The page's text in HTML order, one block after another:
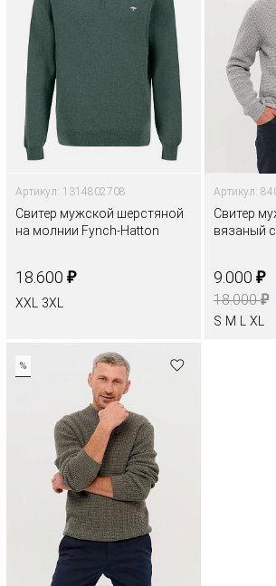
Артикул: 1314802708
Свитер мужской шерстяной
на молнии Fynch-Hatton
18.600 ₽
XXL 3XL
Артикул:
Свитер
вязаный
9.000 ₽
18.000₽
S M XL
%